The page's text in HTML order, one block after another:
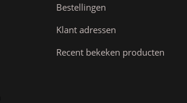
Bestellingen
Klant adressen
Recent bekeken producten